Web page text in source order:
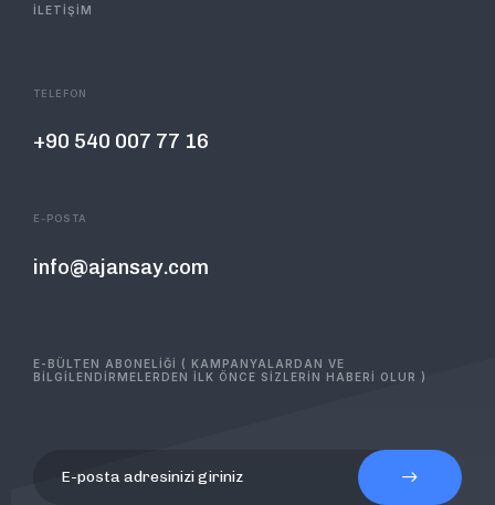
İLETİŞİM
TELEFON
+90 540 007 77 16
E-POSTA
info@ajansay.com
E-BÜLTEN ABONELİĞİ ( KAMPANYALARDAN VE
BİLGİLENDİRMELERDEN İLK ÖNCE SİZLERİN HABERİ OLUR )